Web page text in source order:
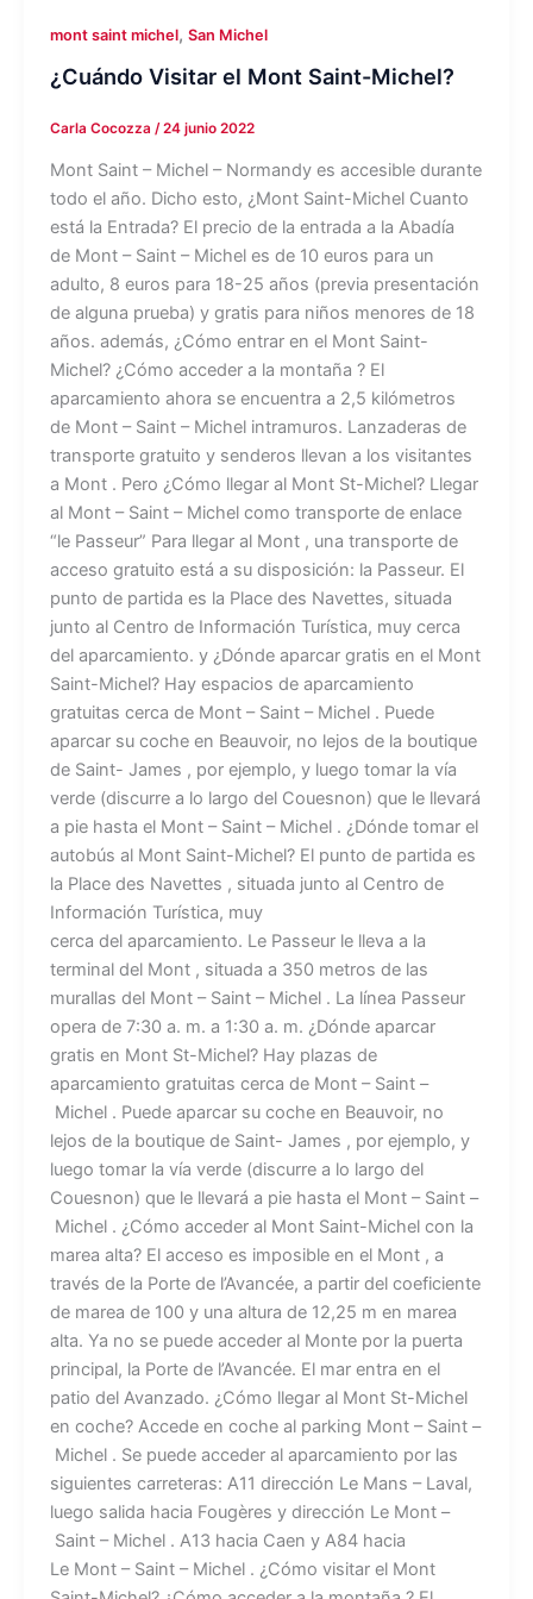
mont saint michel, San Michel
¿Cuándo Visitar el Mont Saint-Michel?
Carla Cocozza /24 junio 2022
Mont Saint – Michel – Normandy es accesible durante
todo el año. Dicho esto, ¿Mont Saint-Michel Cuanto
está la Entrada? El precio de la entrada a la Abadía
de Mont – Saint – Michel es de 10 euros para un
adulto, 8 euros para 18-25 años (previa presentación
de alguna prueba) y gratis para niños menores de 18
años. además, ¿Cómo entrar en el Mont Saint-
Michel? ¿Cómo acceder a la montaña ? El
aparcamiento ahora se encuentra a 2,5 kilómetros
de Mont – Saint – Michel intramuros. Lanzaderas de
transporte gratuito y senderos llevan a los visitantes
a Mont . Pero ¿Cómo llegar al Mont St-Michel? Llegar
al Mont – Saint – Michel como transporte de enlace
“le Passeur” Para llegar al Mont , una transporte de
acceso gratuito está a su disposición: la Passeur. El
punto de partida es la Place des Navettes, situada
junto al Centro de Información Turística, muy cerca
del aparcamiento. y ¿Dónde aparcar gratis en el Mont
Saint-Michel? Hay espacios de aparcamiento
gratuitas cerca de Mont – Saint – Michel . Puede
aparcar su coche en Beauvoir, no lejos de la boutique
de Saint- James , por ejemplo, y luego tomar la vía
verde (discurre a lo largo del Couesnon) que le llevará
a pie hasta el Mont – Saint – Michel . ¿Dónde tomar el
autobús al Mont Saint-Michel? El punto de partida es
la Place des Navettes , situada junto al Centro de
Información Turística, muy
cerca del aparcamiento. Le Passeur le lleva a la
terminal del Mont , situada a 350 metros de las
murallas del Mont – Saint – Michel . La línea Passeur
opera de 7:30 a. m. a 1:30 a. m. ¿Dónde aparcar
gratis en Mont St-Michel? Hay plazas de
aparcamiento gratuitas cerca de Mont – Saint –
Michel . Puede aparcar su coche en Beauvoir, no
lejos de la boutique de Saint- James , por ejemplo, y
luego tomar la vía verde (discurre a lo largo del
Couesnon) que le llevará a pie hasta el Mont – Saint –
Michel . ¿Cómo acceder al Mont Saint-Michel con la
marea alta? El acceso es imposible en el Mont , a
través de la Porte de l’Avancée, a partir del coeficiente
de marea de 100 y una altura de 12,25 m en marea
alta. Ya no se puede acceder al Monte por la puerta
principal, la Porte de l’Avancée. El mar entra en el
patio del Avanzado. ¿Cómo llegar al Mont St-Michel
en coche? Accede en coche al parking Mont – Saint –
Michel . Se puede acceder al aparcamiento por las
siguientes carreteras: A11 dirección Le Mans – Laval,
luego salida hacia Fougères y dirección Le Mont –
Saint – Michel . A13 hacia Caen y A84 hacia
Le Mont – Saint – Michel . ¿Cómo visitar el Mont